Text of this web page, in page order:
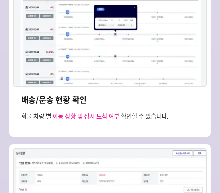
배송/운송 현황 확인
화물 차량 별 이동 상황 및 정시 도착 여부확인할 수 있습니다.